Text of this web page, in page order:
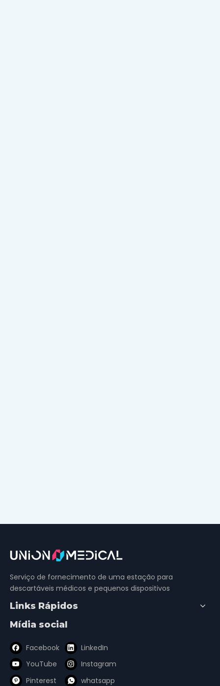
Serviço de fornecimento de uma estação para
descartáveis ​​médicos e pequenos dispositivos
Links Rápidos
Mídia social
Facebook
LinkedIn
YouTube
Instagram
Pinterest
whatsapp